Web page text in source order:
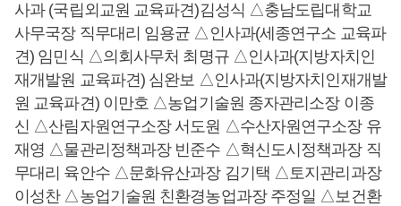
사과 (국립외교원 교육파견)김성식 △충남도립대학교
사무국장 직무대리 임용균 △인사과(세종연구소 교육파
견) 임민식 △의회사무처 최명규 △인사과(지방자치인
재개발원 교육파견) 심완보 △인사과(지방자치인재개발
원 교육파견) 이만호 △농업기술원 종자관리소장 이종
신 △산림자원연구소장 서도원 △수산자원연구소장 유
재영 △물관리정책과장 빈준수 △혁신도시정책과장 직
무대리 육안수 △문화유산과장 김기택 △토지관리과장
이성찬 △농업기술원 친환경농업과장 주정일 △보건환